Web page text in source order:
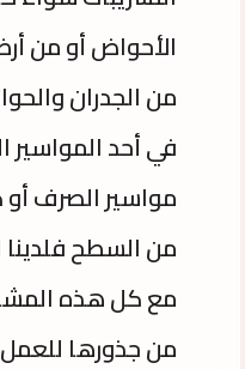
الأحواض أو من
من الجدران
في أحد المواسير
مواسير الصرف
من السطح فلدينا
مع كل هذه
من جذورها